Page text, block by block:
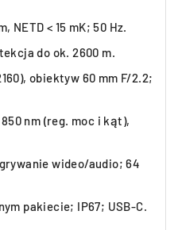
NETD < 15 mK; 50 Hz.
do ok. 2600 m.
obiektyw 60 mm F/2.2;
850 nm (reg. moc i kąt),
wideo/audio; 64
pakiecie; IP67; USB-C.